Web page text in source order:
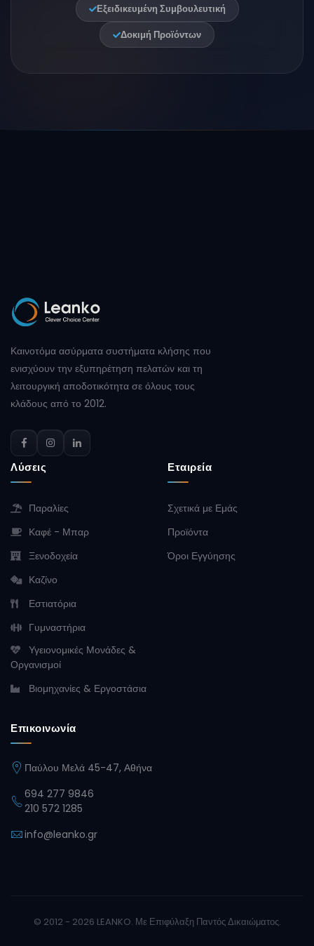
Εξειδικευμένη Συμβουλευτική
Δοκιμή Προϊόντων
Καινοτόμα ασύρματα συστήματα κλήσης που
ενισχύουν την εξυπηρέτηση πελατών και τη
λειτουργική αποδοτικότητα σε όλους τους
κλάδους από το 2012.
Λύσεις
Παραλίες
Καφέ - Μπαρ
Ξενοδοχεία
Καζίνο
Εστιατόρια
Γυμναστήρια
Υγειονομικές Μονάδες &
Οργανισμοί
Βιομηχανίες & Εργοστάσια
Εταιρεία
Σχετικά με Εμάς
Προϊόντα
Όροι Εγγύησης
Επικοινωνία
Παύλου Μελά 45-47, Αθήνα
694 277 9846
210 572 1285
info@leanko.gr
© 2012 - 2026 LEANKO. Με Επιφύλαξη Παντός Δικαιώματος.